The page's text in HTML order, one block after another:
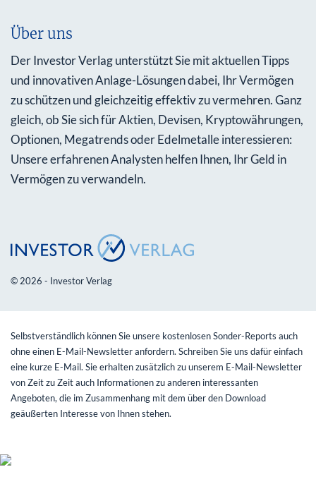
Über uns
Der Investor Verlag unterstützt Sie mit aktuellen Tipps
und innovativen Anlage-Lösungen dabei, Ihr Vermögen
zu schützen und gleichzeitig effektiv zu vermehren. Ganz
gleich, ob Sie sich für Aktien, Devisen, Kryptowährungen,
Optionen, Megatrends oder Edelmetalle interessieren:
Unsere erfahrenen Analysten helfen Ihnen, Ihr Geld in
Vermögen zu verwandeln.
© 2026 - Investor Verlag
Selbstverständlich können Sie unsere kostenlosen Sonder-Reports auch
ohne einen E-Mail-Newsletter anfordern. Schreiben Sie uns dafür einfach
eine kurze E-Mail. Sie erhalten zusätzlich zu unserem E-Mail-Newsletter
von Zeit zu Zeit auch Informationen zu anderen interessanten
Angeboten, die im Zusammenhang mit dem über den Download
geäußerten Interesse von Ihnen stehen.